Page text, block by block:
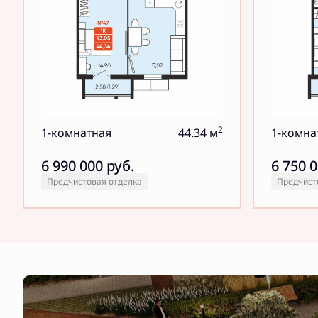
1-комнатная 44.34 м2
6 990 000 руб.
Предчистовая отделка
1-
6 750